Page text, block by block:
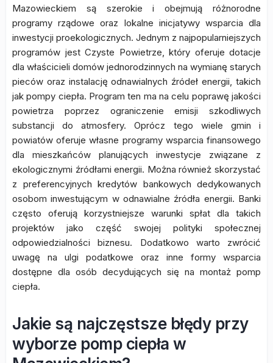
Mazowieckiem są szerokie i obejmują różnorodne
programy rządowe oraz lokalne inicjatywy wsparcia dla
inwestycji proekologicznych. Jednym z najpopularniejszych
programów jest Czyste Powietrze, który oferuje dotacje
dla właścicieli domów jednorodzinnych na wymianę starych
pieców oraz instalację odnawialnych źródeł energii, takich
jak pompy ciepła. Program ten ma na celu poprawę jakości
powietrza poprzez ograniczenie emisji szkodliwych
substancji do atmosfery. Oprócz tego wiele gmin i
powiatów oferuje własne programy wsparcia finansowego
dla mieszkańców planujących inwestycje związane z
ekologicznymi źródłami energii. Można również skorzystać
z preferencyjnych kredytów bankowych dedykowanych
osobom inwestującym w odnawialne źródła energii. Banki
często oferują korzystniejsze warunki spłat dla takich
projektów jako część swojej polityki społecznej
odpowiedzialności biznesu. Dodatkowo warto zwrócić
uwagę na ulgi podatkowe oraz inne formy wsparcia
dostępne dla osób decydujących się na montaż pomp
ciepła.
Jakie są najczęstsze błędy przy
wyborze pomp ciepła w